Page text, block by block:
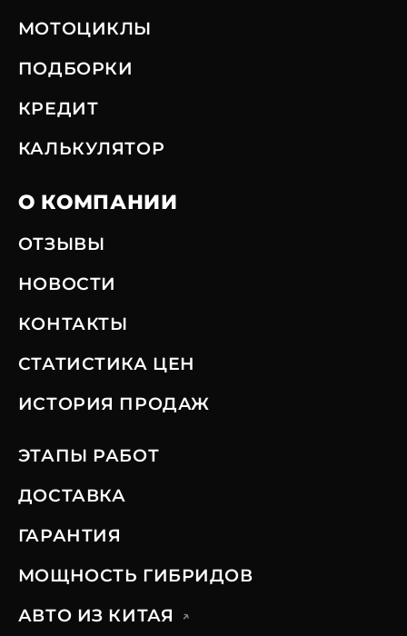
МОТОЦИКЛЫ
ПОДБОРКИ
КРЕДИТ
КАЛЬКУЛЯТОР
О КОМПАНИИ
ОТЗЫВЫ
НОВОСТИ
КОНТАКТЫ
СТАТИСТИКА ЦЕН
ИСТОРИЯ ПРОДАЖ
ЭТАПЫ РАБОТ
ДОСТАВКА
ГАРАНТИЯ
МОЩНОСТЬ ГИБРИДОВ
АВТО ИЗ КИТАЯ
↗